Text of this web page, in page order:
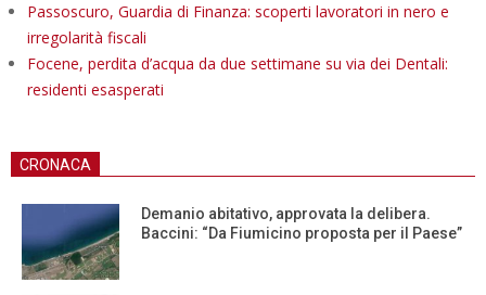
Passoscuro, Guardia di Finanza: scoperti lavoratori in nero e
irregolarità fiscali
Focene, perdita d’acqua da due settimane su via dei Dentali:
residenti esasperati
CRONACA
Demanio abitativo, approvata la delibera.
Baccini: “Da Fiumicino proposta per il Paese”